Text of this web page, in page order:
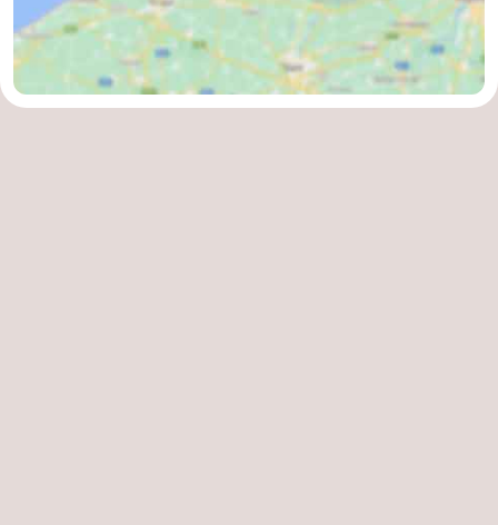
Wenduine
Météo
Contact